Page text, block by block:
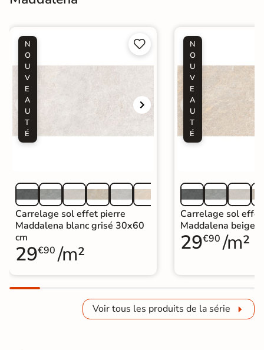
N
O
U
V
E
A
U
T
É


Carrelage sol effet pierre
Maddalena blanc grisé 30x60
cm
29€90 /m²
N
O
U
V
E
A
U
T
É
Carrelage sol
Maddalena beige
29€90 /m²
Voir tous les produits de la série